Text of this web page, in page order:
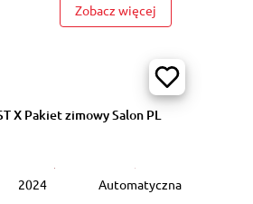
Podgrz.f I kier Salon PL VAT23%
Zobacz więcej
X Pakiet zimowy Salon PL
2024 Automatyczna